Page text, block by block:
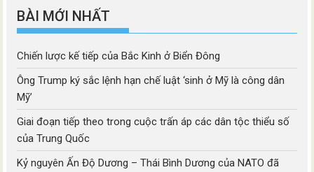
BÀI MỚI NHẤT
Chiến lược kế tiếp của Bắc Kinh ở Biển Đông
Ông Trump ký sắc lệnh hạn chế luật ‘sinh ở Mỹ là công dân
Mỹ’
Giai đoạn tiếp theo trong cuộc trấn áp các dân tộc thiểu số
của Trung Quốc
Kỷ nguyên Ấn Độ Dương – Thái Bình Dương của NATO đã